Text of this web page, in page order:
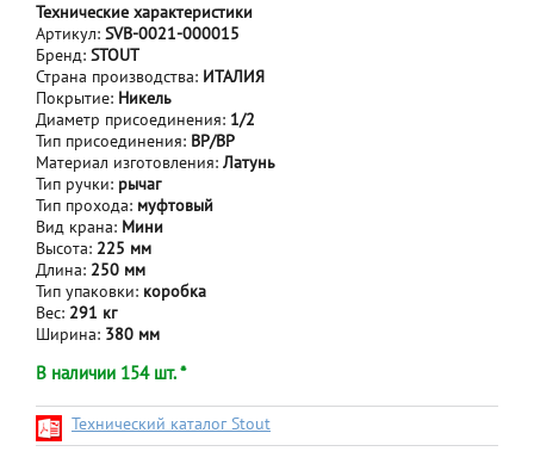
Технические характеристики
Артикул: SVB-0021-000015
Бренд: STOUT
Страна производства: ИТАЛИЯ
Покрытие: Никель
Диаметр присоединения: 1/2
Тип присоединения: ВР/BP
Материал изготовления: Латунь
Тип ручки: рычаг
Тип прохода: муфтовый
Вид крана: Мини
Высота: 225 мм
Длина: 250 мм
Тип упаковки: коробка
Вес: 291 кг
Ширина: 380 мм
В наличии 154 шт. *
Технический каталог Stout